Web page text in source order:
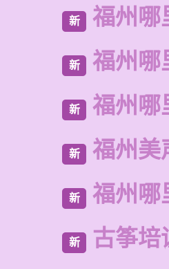
新 福州哪
新 福州哪
新 福州哪
新 福州美
新 福州哪
新 古筝培